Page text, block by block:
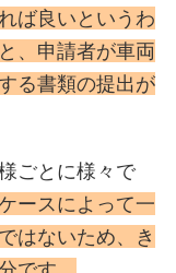
ば良いというわ
、申請者が車両
る書類の提出が
ごとに様々で
ースによって一
はないため、き